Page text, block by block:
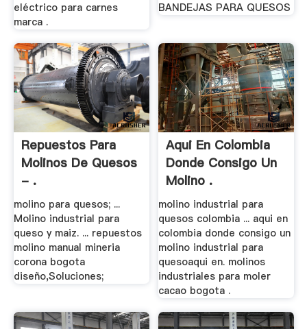
eléctrico para carnes
marca .
BANDEJAS PARA QUESOS
Repuestos Para
Molinos De Quesos
- .
molino para quesos; ...
Molino industrial para
queso y maiz. ... repuestos
molino manual mineria
corona bogota
diseño,Soluciones;
Aqui En Colombia
Donde Consigo Un
Molino .
molino industrial para
quesos colombia ... aqui en
colombia donde consigo un
molino industrial para
quesoaqui en. molinos
industriales para moler
cacao bogota .